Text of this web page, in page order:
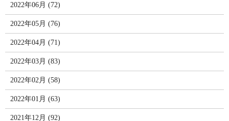
2022年06月 (72)
2022年05月 (76)
2022年04月 (71)
2022年03月 (83)
2022年02月 (58)
2022年01月 (63)
2021年12月 (92)